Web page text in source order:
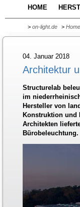
HOME
> on-light.de > Home
04. Januar 2018
Architektur
Structurelab
im
Hersteller von
Konstruktion und
Architekten
Bürobeleuchtung.